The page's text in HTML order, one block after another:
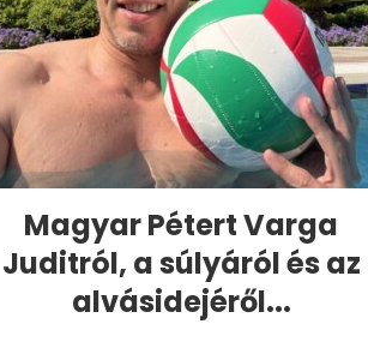
Magyar Pétert Varga
Juditról, a súlyáról és az
alvásidejéről...